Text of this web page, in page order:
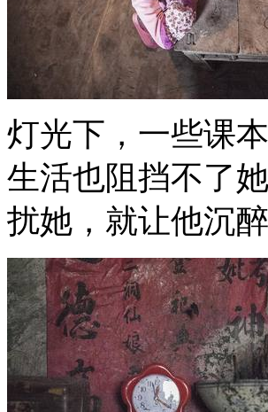
灯光下，一些课
生活也阻挡不了
扰她，就让他沉